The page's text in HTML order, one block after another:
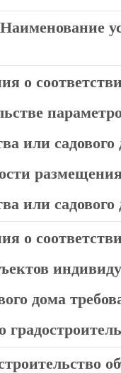
Наименование
о
или
или
о
дома